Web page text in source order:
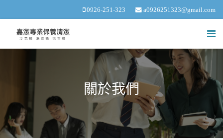
0926-251-323 a0926251323@gmail.com
關於我們